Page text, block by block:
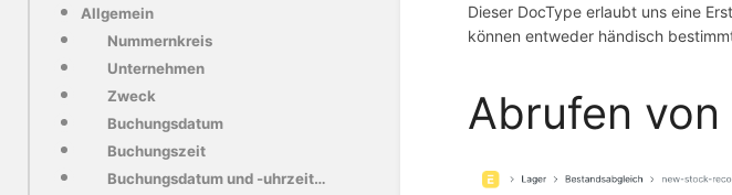
Allgemein
Nummernkreis
Unternehmen
Zweck
Buchungsdatum
Buchungszeit
Buchungsdatum und -uhrzeit bearbeiten
Dieser DocType erlaubt uns eine
können entweder händisch
Abrufen